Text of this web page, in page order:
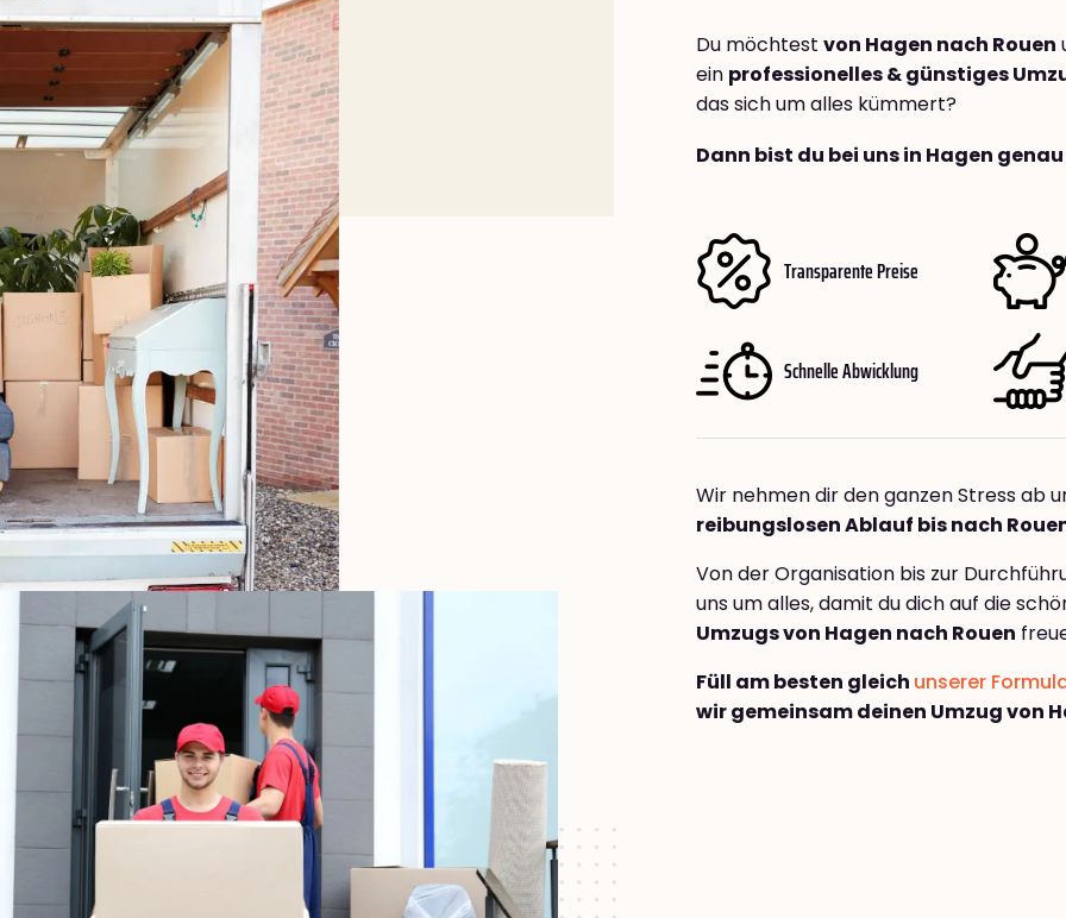
Du möchtest von Hagen nach Rouen
ein professionelles & günstiges
das sich um alles kümmert?
Dann bist du bei uns in Hagen
Transparente Preise
Schnelle Abwicklung
Wir nehmen dir den ganzen Stress ab
reibungslosen Ablauf bis nach
Von der Organisation bis zur
uns um alles, damit du dich auf die
Umzugs von Hagen nach Rouen
Füll am besten gleich unserer
wir gemeinsam deinen Umzug von